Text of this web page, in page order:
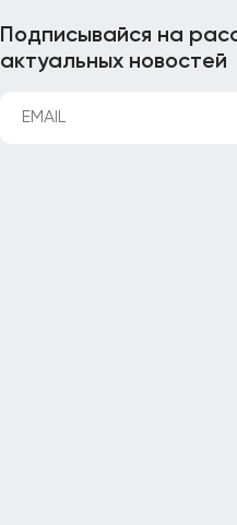
Подписывайся на
актуальных новостей